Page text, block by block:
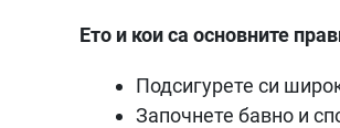
Ето и кои са основните
Подсигурете си
Започнете бавно и